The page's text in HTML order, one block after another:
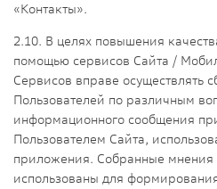
«Контакты».
2.10. В целях повышения
помощью сервисов Сайта /
Сервисов вправе осуществлять
Пользователей по различным
информационного сообщения
Пользователем Сайта,
приложения. Собранные мнения
использованы для